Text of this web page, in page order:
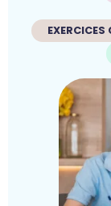
EXERCICES